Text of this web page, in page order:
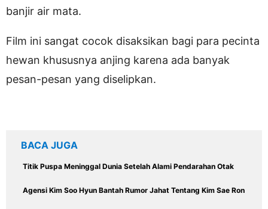
banjir air mata.
Film ini sangat cocok disaksikan bagi para pecinta
hewan khususnya anjing karena ada banyak
pesan-pesan yang diselipkan.
BACA JUGA
Titik Puspa Meninggal Dunia Setelah Alami Pendarahan Otak
Agensi Kim Soo Hyun Bantah Rumor Jahat Tentang Kim Sae Ron